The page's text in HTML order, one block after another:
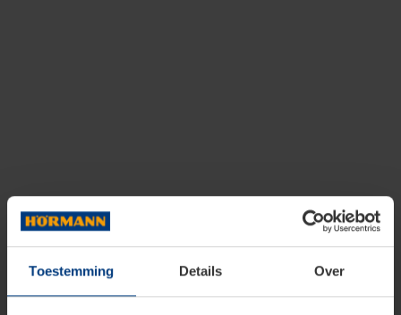
Toestemming Details Over